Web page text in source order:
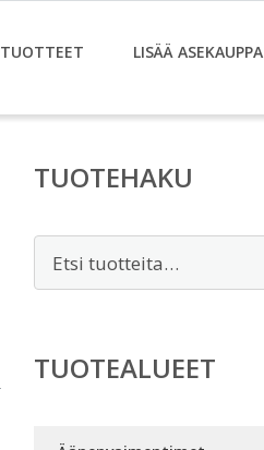
TUOTTEET LISÄÄ ASEKAUPPA
TUOTEHAKU
TUOTEALUEET